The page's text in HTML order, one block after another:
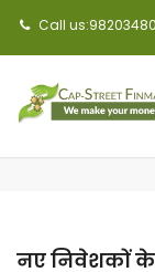
Call
नए निवेशकों